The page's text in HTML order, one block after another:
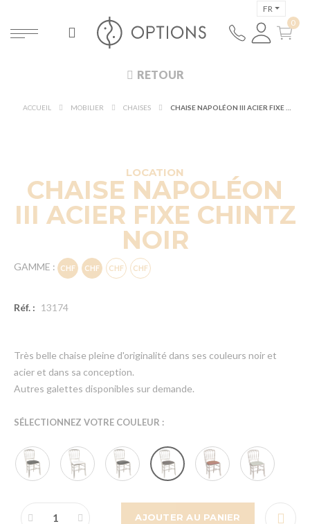
FR
RETOUR
ACCUEIL MOBILIER CHAISES
LOCATION
CHAISE NAPOLÉON
III ACIER FIXE CHINTZ
NOIR
GAMME :
Réf. : 13174
Très belle chaise pleine d'originalité dans ses couleurs noir et
acier et dans sa conception.
Autres galettes disponibles sur demande.
SÉLECTIONNEZ VOTRE COULEUR :
AJOUTER AU PANIER